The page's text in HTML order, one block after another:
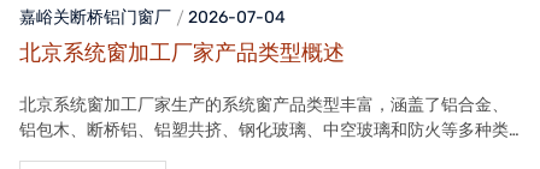
嘉峪关断桥铝门窗厂 2026-07-04
北京系统窗加工厂家产品类型概述
北京系统窗加工厂家生产的系统窗产品类型丰富，涵盖了铝合金、
铝包木、断桥铝、铝塑共挤、钢化玻璃、中空玻璃和防火等多种类